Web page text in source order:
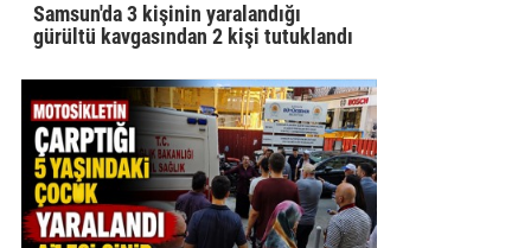
Samsun'da 3 kişinin yaralandığı
gürültü kavgasından 2 kişi tutuklandı